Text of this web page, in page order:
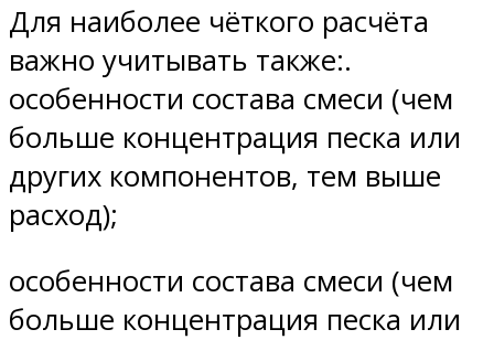
Для наиболее чёткого расчёта
важно учитывать также:.
особенности состава смеси (чем
больше концентрация песка или
других компонентов, тем выше
расход);
особенности состава смеси (чем
больше концентрация песка или